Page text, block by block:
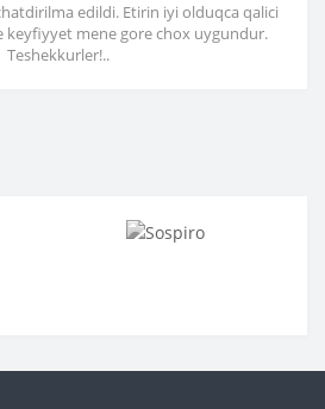
edildi. Etirin iyi olduqca qalici
keyfiyyet mene gore chox uygundur.
Teshekkurler!..